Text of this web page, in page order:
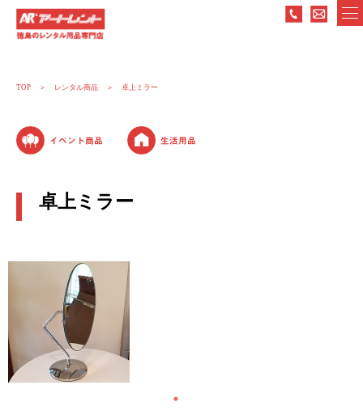
TOP レンタル商品 卓上ミラー
イベント商品 生活用品
卓上ミラー